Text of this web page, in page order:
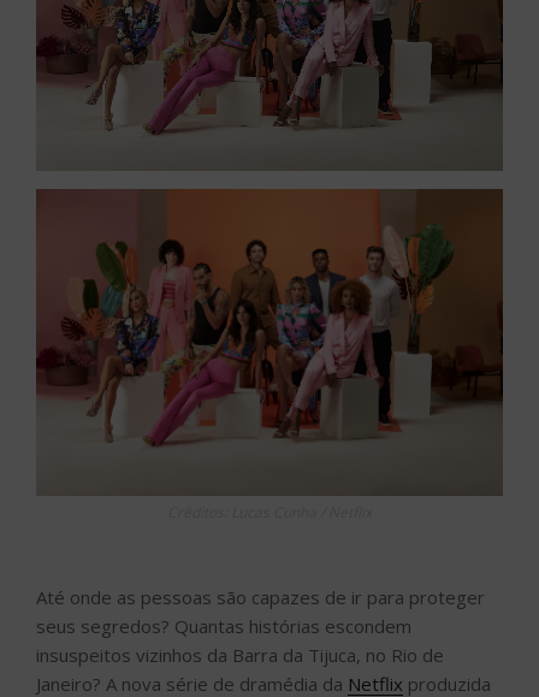
Até onde as pessoas são capazes de ir para proteger
seus segredos? Quantas histórias escondem
insuspeitos vizinhos da Barra da Tijuca, no Rio de
Janeiro? A nova série de dramédia da Netflix produzida